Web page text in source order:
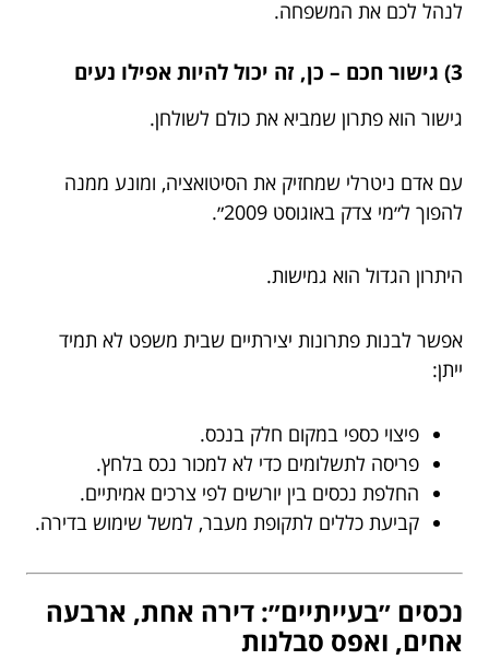
לנהל לכם את המשפחה.
3) גישור חכם – כן, זה יכול להיות אפילו נעים
גישור הוא פתרון שמביא את כולם לשולחן.
עם אדם ניטרלי שמחזיק את הסיטואציה, ומונע ממנה
להפוך ל״מי צדק באוגוסט 2009״.
היתרון הגדול הוא גמישות.
אפשר לבנות פתרונות יצירתיים שבית משפט לא תמיד
ייתן:
פיצוי כספי במקום חלק בנכס.
פריסה לתשלומים כדי לא למכור נכס בלחץ.
החלפת נכסים בין יורשים לפי צרכים אמיתיים.
קביעת כללים לתקופת מעבר, למשל שימוש בדירה.
נכסים ״בעייתיים״: דירה אחת, ארבעה
אחים, ואפס סבלנות